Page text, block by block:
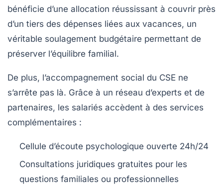
bénéficie d’une allocation réussissant à couvrir près
d’un tiers des dépenses liées aux vacances, un
véritable soulagement budgétaire permettant de
préserver l’équilibre familial.
De plus, l’accompagnement social du CSE ne
s’arrête pas là. Grâce à un réseau d’experts et de
partenaires, les salariés accèdent à des services
complémentaires :
Cellule d’écoute psychologique ouverte 24h/24
Consultations juridiques gratuites pour les
questions familiales ou professionnelles